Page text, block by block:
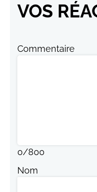
VOS
Commentaire
0/800
Nom